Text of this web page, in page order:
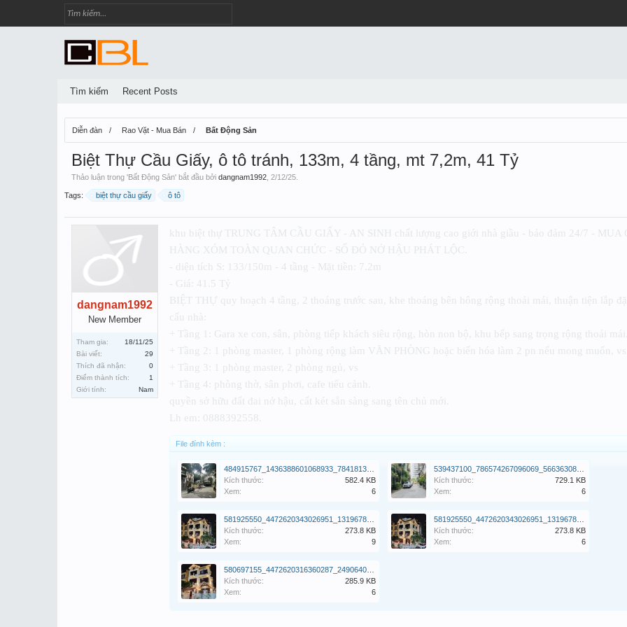
Diễn đàn Rao Vặt - Mua Bán Bất Động Sản
Biệt Thự Cầu Giấy, ô tô tránh, 133m, 4 tầng, mt 7,2m, 41 Tỷ
Thảo luận trong 'Bất Động Sản' bắt đầu bởi dangnam1992 2/12/25
Tags: biệt thự cầu giấy ô tô
dangnam1992
New Member
Tham gia:
18/11/25
Bài viết:
29
Thích đã nhận:
0
Điểm thành tích:
1
Giới tính:
Nam
khu biệt thự TRUNG TÂM CẦU GIẤY - AN SINH chất lượng cao giới nhà giầu - bảo đảm 24/7 -
HÀNG XÓM TOÀN QUAN CHỨC - SỔ ĐỎ NỞ HẬU PHÁT LỘC.
- diện tích S: 133/150m - 4 tầng - Mặt tiền: 7.2m
- Giá: 41.5 Tỷ
BIỆT THỰ quy hoạch 4 tầng, 2 thoáng trước sau, khe thoáng bên hông rộng thoải mái, thuận tiện lắp
cấu nhà:
+ Tầng 1: Gara xe con, sân, phòng tiếp khách siêu rộng, hòn non bộ, khu bếp sang trọng rộng thoải
+ Tầng 2: 1 phòng master, 1 phòng rộng làm VĂN PHÒNG hoặc biến hóa làm 2 pn nếu mong muốn,
+ Tầng 3: 1 phòng master, 2 phòng ngủ, vs
+ Tầng 4: phòng thờ, sân phơi, cafe tiểu cảnh.
quyền sở hữu đất đai nở hậu, cất két sẵn sàng sang tên chủ mới.
Lh em: 0888392558.
File đính kèm :
Kích thước:
582.4 KB
Xem:
6
Kích thước:
729.1 KB
Xem:
6
Kích thước:
273.8 KB
Xem:
9
Kích thước:
273.8 KB
Xem:
6
Kích thước:
285.9 KB
Xem:
6
Tìm kiếm Recent Posts